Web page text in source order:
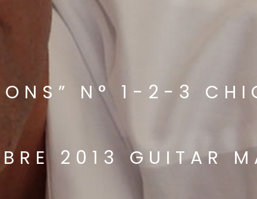
N° 1-2-3
2013 GUITAR